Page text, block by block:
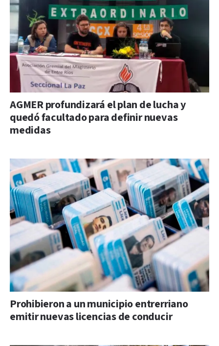
AGMER profundizará el plan de lucha y
quedó facultado para definir nuevas
medidas
Prohibieron a un municipio entrerriano
emitir nuevas licencias de conducir